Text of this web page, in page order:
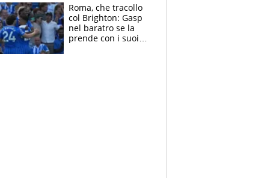
Roma, che tracollo
col Brighton: Gasp
nel baratro se la
prende con i suoi